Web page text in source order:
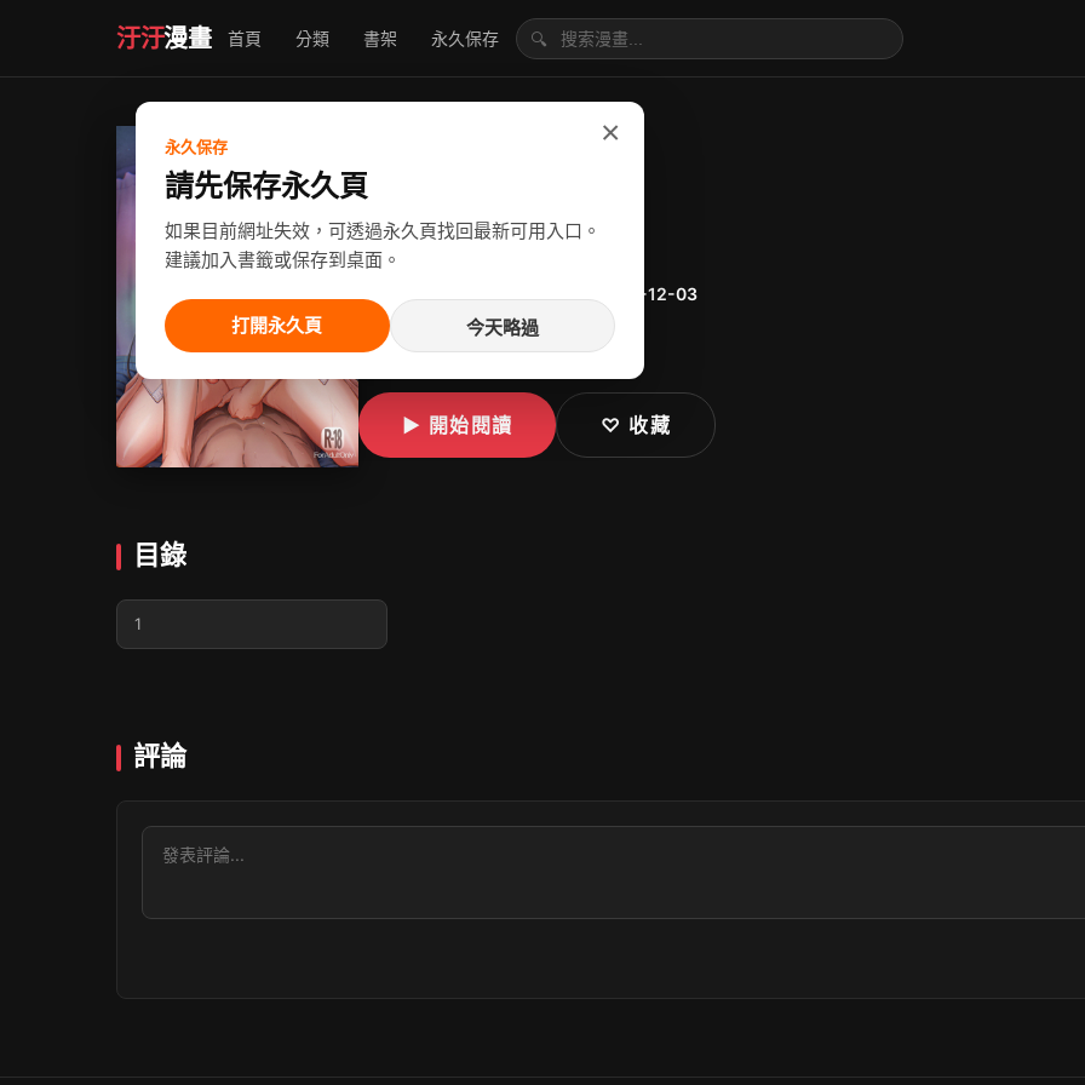
汙汙漫畫 首頁 分類 書架 永久保存 🔍
×
永久保存
請先保存永久頁
如果目前網址失效，可透過永久頁找回最新可用入口。
建議加入書籤或保存到桌面。
打開永久頁 今天略過
作者：Ken-1
漢化
2024-12-03
夏日4
▶ 開始閱讀 ♡ 收藏
目錄
1
評論